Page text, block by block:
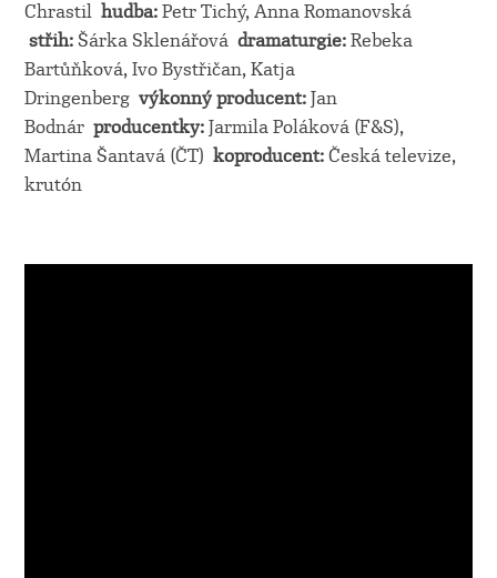
Chrastil hudba:Petr Tichý, Anna Romanovská
střih:Šárka Sklenářová dramaturgie:Rebeka
Bartůňková, Ivo Bystřičan, Katja
Dringenberg výkonný producent: Jan
Bodnár producentky:Jarmila Poláková (F&S),
Martina Šantavá (ČT) koproducent:Česká televize,
krutón